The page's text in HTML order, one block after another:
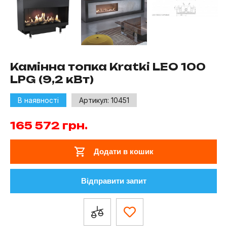
Камінна топка Kratki LEO 100
LPG (9,2 кВт)
В наявності Артикул: 10451
165 572 грн.
Додати в кошик
Відправити запит